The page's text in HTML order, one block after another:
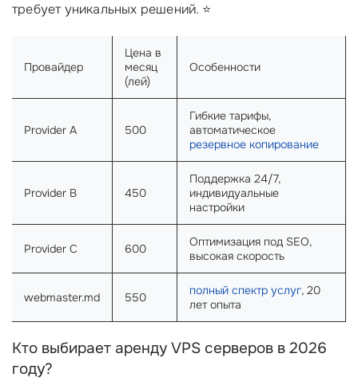
требует уникальных решений. ⭐
Провайдер
Цена в
месяц
(лей)
Особенности
Provider A 500
Гибкие тарифы,
автоматическое
резервное копирование
Provider B 450
Поддержка 24/7,
индивидуальные
настройки
Provider C 600
Оптимизация под SEO,
высокая скорость
webmaster.md 550 полный спектр услуг, 20
лет опыта
Кто выбирает аренду VPS серверов в 2026
году?